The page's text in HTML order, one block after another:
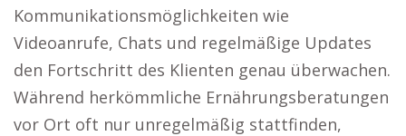
Kommunikationsmöglichkeiten wie
Videoanrufe, Chats und regelmäßige Updates
den Fortschritt des Klienten genau überwachen.
Während herkömmliche Ernährungsberatungen
vor Ort oft nur unregelmäßig stattfinden,